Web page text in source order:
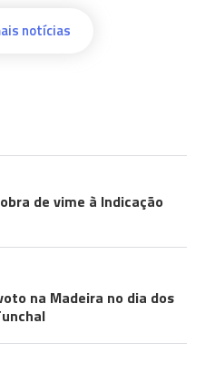
notícias
de vime à Indicação
na Madeira no dia dos